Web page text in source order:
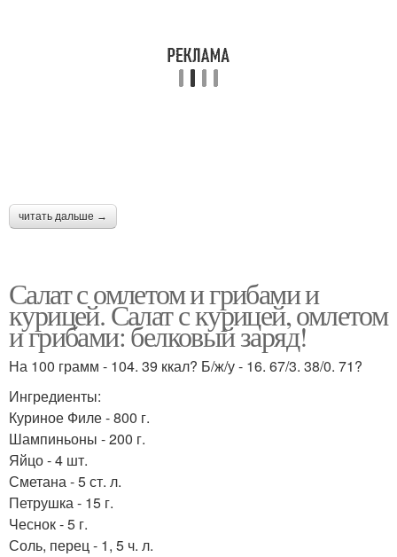
читать дальше →
Салат с омлетом и грибами и
курицей. Салат с курицей, омлетом
и грибами: белковый заряд!
На 100 грамм - 104. 39 ккал? Б/ж/у - 16. 67/3. 38/0. 71?
Ингредиенты:
Куриное Филе - 800 г.
Шампиньоны - 200 г.
Яйцо - 4 шт.
Сметана - 5 ст. л.
Петрушка - 15 г.
Чеснок - 5 г.
Соль, перец - 1, 5 ч. л.